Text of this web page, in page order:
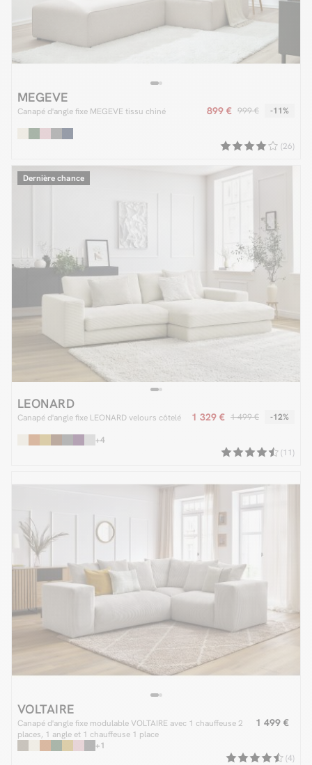
MEGEVE
Canapé d'angle fixe MEGEVE tissu chiné 899 € 999 € -11%
(26)
Dernière chance
LEONARD
Canapé d'angle fixe LEONARD velours côtelé 1 329 € 1 499 € -12%
+4
(11)
VOLTAIRE
Canapé d'angle fixe modulable VOLTAIRE avec 1 chauffeuse 2
places, 1 angle et 1 chauffeuse 1 place
1 499 €
+1
(4)